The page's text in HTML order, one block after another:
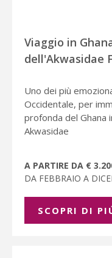
Viaggio in
dell'Akwasidae
Uno dei più
Occidentale, per
profonda del Ghana
Akwasidae
A PARTIRE DA €
DA FEBBRAIO A
SCOPRI DI